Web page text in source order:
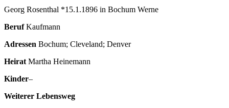
Georg Rosenthal *15.1.1896 in Bochum Werne
BerufKaufmann
Adressen Bochum; Cleveland; Denver
Heirat Martha Heinemann
Kinder–
Weiterer Lebensweg